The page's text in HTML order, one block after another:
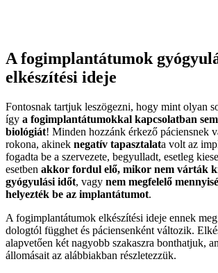
A fogimplantátumok
elkészítési ideje
Fontosnak tartjuk leszögezni, hogy mint olyan
így a fogimplantátumokkal kapcsolatban
biológiát! Minden hozzánk érkező páciensnek
rokona, akinek negatív tapasztalata volt az
fogadta be a szervezete, begyulladt, esetleg
esetben akkor fordul elő, mikor nem várták
gyógyulási időt, vagy nem megfelelő
helyezték be az implantátumot.
A fogimplantátumok elkészítési ideje ennek
dologtól függhet és páciensenként változik.
alapvetően két nagyobb szakaszra bonthatjuk,
állomásait az alábbiakban részletezzük.